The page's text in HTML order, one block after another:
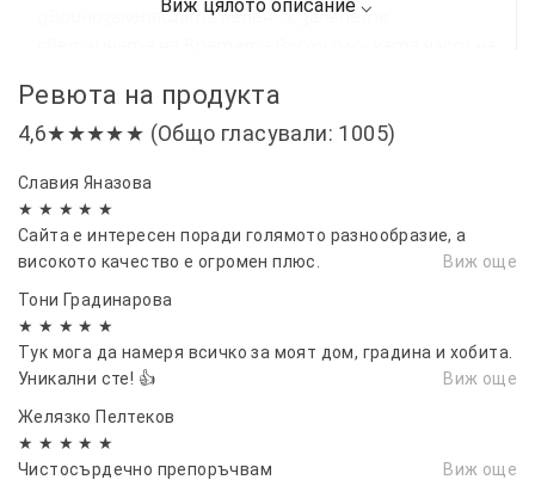
двойнозалепящата лепенка, залепете
долната част на рамката.
Опаковка/1 комплект от 2 броя светлини.
4 светлини, които ще направят колата ви още
по-яка и по-стилна през нощта. Перфектни
подаръци за семейство, клубни приятели, фенове
на автомобили, приятели. Като коледен подарък,
празничен подарък.
Ревюта на продукта
4,6★★★★★ (Общо гласували: 1005)
Славия Яназова
★ ★ ★ ★ ★
Сайта е интересен поради голямото разнообразие, а
високото качество е огромен плюс.
Виж още
Тони Градинарова
★ ★ ★ ★ ★
Тук мога да намеря всичко за моят дом, градина и хобита.
Уникални сте! 👍
Виж още
Желязко Пелтеков
★ ★ ★ ★ ★
Чистосърдечно препоръчвам
Виж още